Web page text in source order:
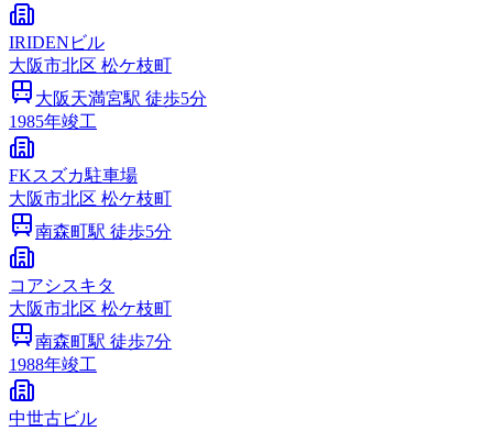
IRIDENビル
大阪市北区 松ケ枝町
大阪天満宮駅 徒歩5分
1985年竣工
FKスズカ駐車場
大阪市北区 松ケ枝町
南森町駅 徒歩5分
コアシスキタ
大阪市北区 松ケ枝町
南森町駅 徒歩7分
1988年竣工
中世古ビル